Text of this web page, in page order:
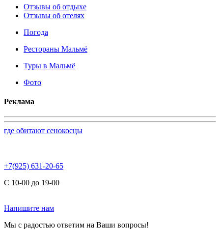
Отзывы об отдыхе
Отзывы об отелях
Погода
Рестораны Мальмё
Туры в Мальмё
Фото
Реклама
где обитают сенокосцы
+7(925) 631-20-65
С 10-00 до 19-00
Напишите нам
Мы с радостью ответим на Ваши вопросы!